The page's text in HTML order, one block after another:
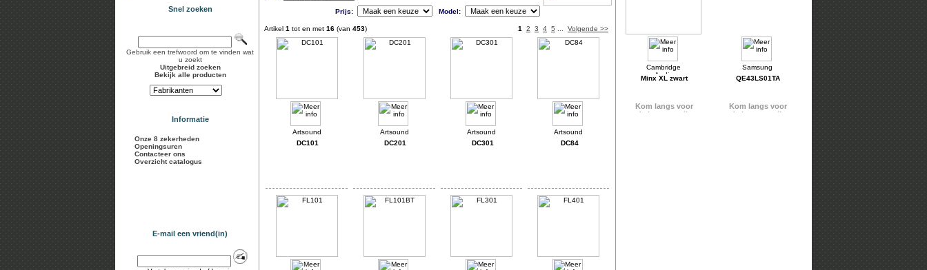
Snel zoeken
Gebruik een trefwoord om te vinden wat
u zoekt
Uitgebreid zoeken
Bekijk alle producten
Informatie
Onze 8 zekerheden
Openingsuren
Contacteer ons
Overzicht catalogus
E-mail een vriend(in)
Prijs: Model:
Artikel 1 tot en met 16 (van 453) 1 2 3 4 5 Volgende >>
DC101 DC201 DC301 DC84
Minx XL zwart QE43LS01TA